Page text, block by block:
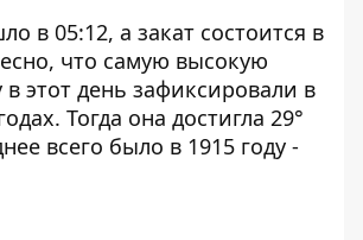
в 05:12, а закат состоится в
что самую высокую
в этот день зафиксировали в
Тогда она достигла 29°
всего было в 1915 году -